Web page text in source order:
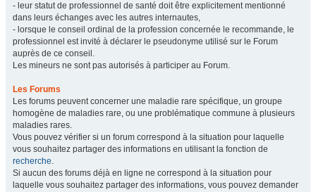
- leur statut de professionnel de santé doit être explicitement mentionné
dans leurs échanges avec les autres internautes,
- lorsque le conseil ordinal de la profession concernée le recommande, le
professionnel est invité à déclarer le pseudonyme utilisé sur le Forum
auprès de ce conseil.
Les mineurs ne sont pas autorisés à participer au Forum.
Les Forums
Les forums peuvent concerner une maladie rare spécifique, un groupe
homogène de maladies rare, ou une problématique commune à plusieurs
maladies rares.
Vous pouvez vérifier si un forum correspond à la situation pour laquelle
vous souhaitez partager des informations en utilisant la fonction de
recherche.
Si aucun des forums déjà en ligne ne correspond à la situation pour
laquelle vous souhaitez partager des informations, vous pouvez demander